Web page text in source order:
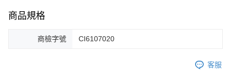
商品規格
商檢字號 CI6107020
客服